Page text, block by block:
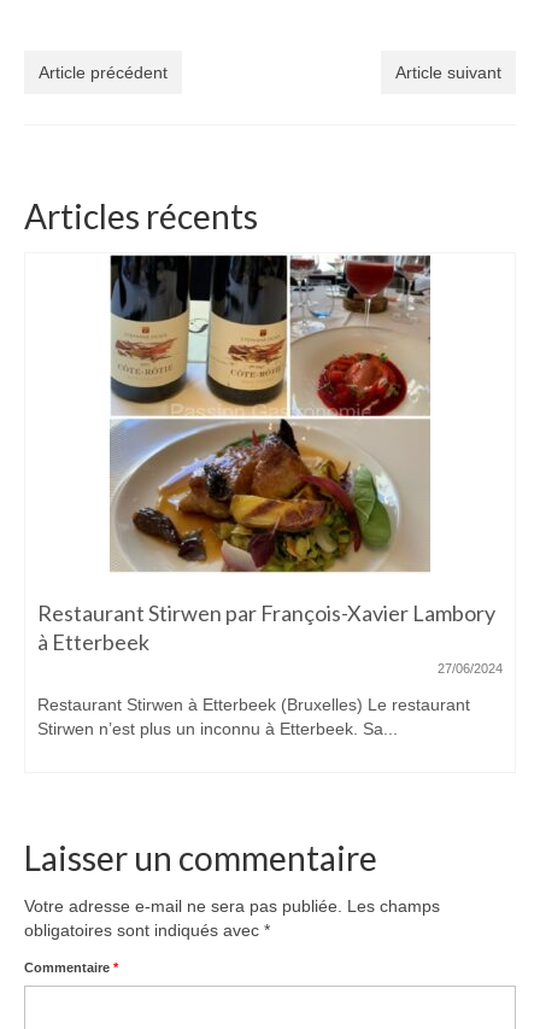
Article précédent Article suivant
Articles récents
Restaurant Stirwen par François-Xavier Lambory
à Etterbeek
27/06/2024
Restaurant Stirwen à Etterbeek (Bruxelles) Le restaurant
Stirwen n’est plus un inconnu à Etterbeek. Sa...
Laisser un commentaire
Votre adresse e-mail ne sera pas publiée.
Les champs
obligatoires sont indiqués avec *
Commentaire *